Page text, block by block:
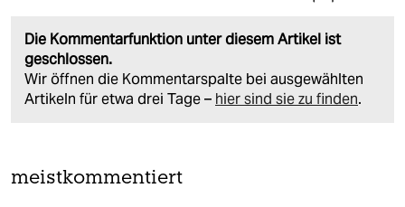
Die Kommentarfunktion unter diesem Artikel ist
geschlossen.
Wir öffnen die Kommentarspalte bei ausgewählten
Artikeln für etwa drei Tage – hier sind sie zu finden.
meistkommentiert